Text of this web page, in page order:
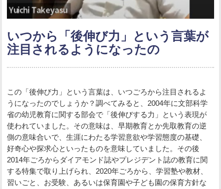
いつから「後伸び力」という言葉が
注目されるようになったの
この「後伸び力」という言葉は、いつごろから注目されるよ
うになったのでしょうか？調べてみると、2004年に文部科学
省の幼児教育に関する部会で「後伸びする力」という表現が
使われていました。その意味は、早期教育とか先取教育の逆
側の意味合いで、生涯にわたる学習意欲や学習態度の基礎、
好奇心や探求心といったものを意味していました。その後
2014年ごろからダイアモンド誌やプレジデント誌の教育に関
する特集で取り上げられ、2020年ごろから、学習塾や教材、
習いごと、お受験、あるいは保育園や子ども園の保育方針な